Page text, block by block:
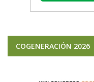
COGENERACIÓN 2026